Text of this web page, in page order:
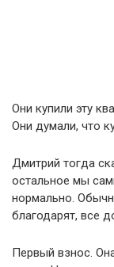
Они купили эту
Они думали, что
Дмитрий тогда
остальное мы
нормально.
благодарят, все
Первый взнос.